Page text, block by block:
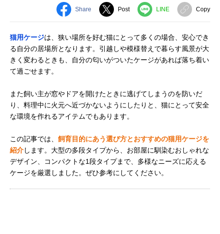
Share Post LINE Copy
猫用ケージは、狭い場所を好む猫にとって多くの場合、安心でき
る自分の居場所となります。引越しや模様替えで暮らす風景が大
きく変わるときも、自分の匂いがついたケージがあれば落ち着い
て過ごせます。
また飼い主が窓やドアを開けたときに逃げてしまうのを防いだ
り、料理中に火元へ近づかないようにしたりと、猫にとって安全
な環境を作れるアイテムでもあります。
この記事では、 飼育目的にあう選び方とおすすめの猫用ケージを
紹介します。大型の多段タイプから、お部屋に馴染むおしゃれな
デザイン、コンパクトな1段タイプまで、多様なニーズに応える
ケージを厳選しました。ぜひ参考にしてください。